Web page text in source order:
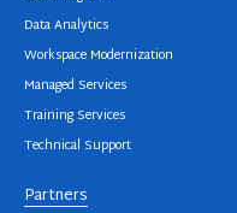
Data Analytics
Workspace Modernization
Managed Services
Training Services
Technical Support
Partners